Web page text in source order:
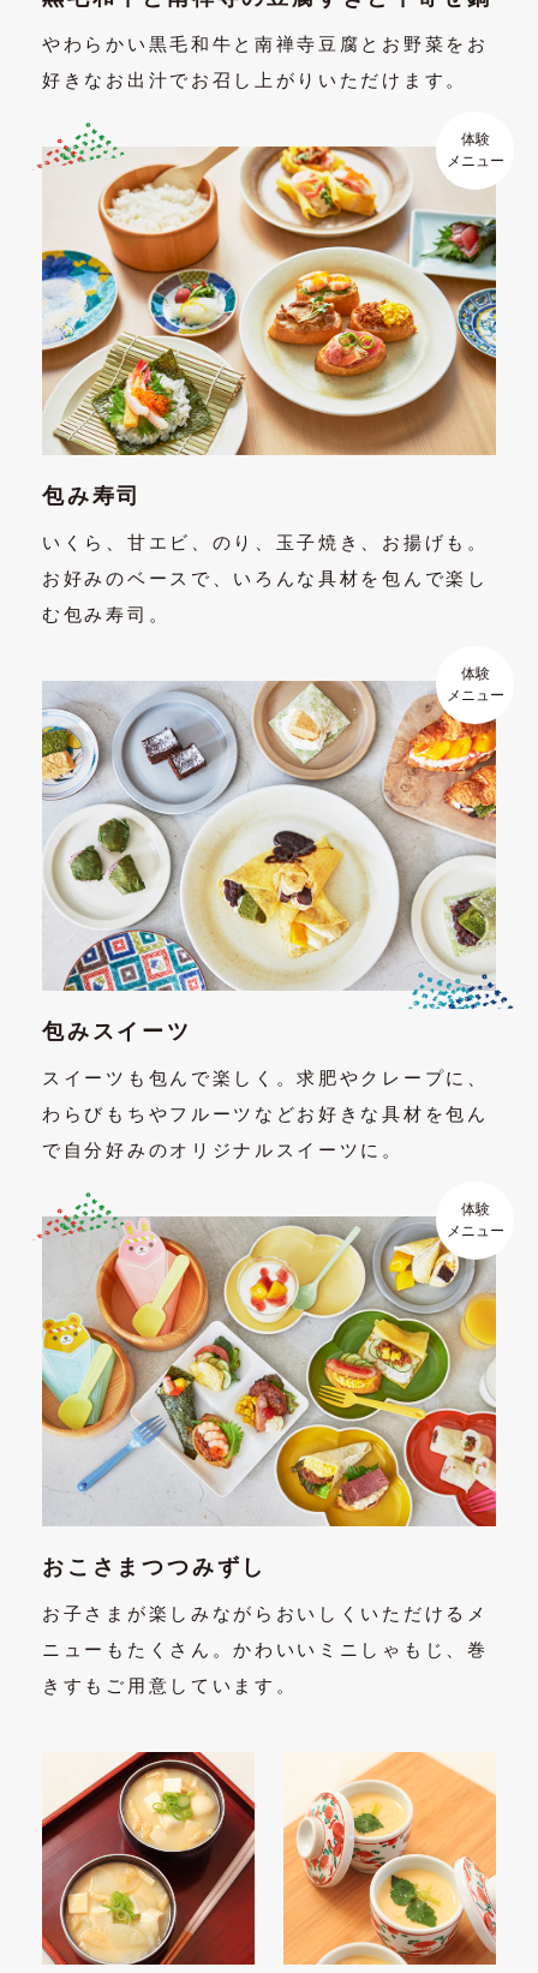
やわらかい黒毛和牛と南禅寺豆腐とお野菜をお
好きなお出汁でお召し上がりいただけます。
体験
メニュー
包み寿司
いくら、甘エビ、のり、玉子焼き、お揚げも。
お好みのベースで、いろんな具材を包んで楽し
む包み寿司。
体験
メニュー
包みスイーツ
スイーツも包んで楽しく。求肥やクレープに、
わらびもちやフルーツなどお好きな具材を包ん
で自分好みのオリジナルスイーツに。
体験
メニュー
おこさまつつみずし
お子さまが楽しみながらおいしくいただけるメ
ニューもたくさん。かわいいミニしゃもじ、巻
きすもご用意しています。